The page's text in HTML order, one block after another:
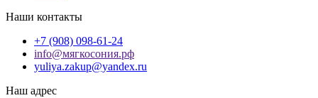
Наши контакты
+7 (908) 098-61-24
info@мягкосония.рф
yuliya.zakup@yandex.ru
Наш адрес